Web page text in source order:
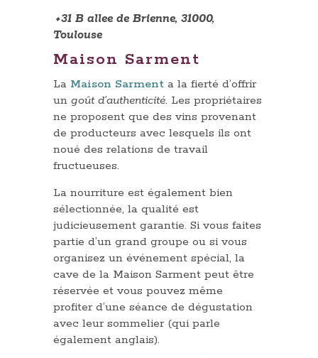
⬩31 B allee de Brienne, 31000,
Toulouse
Maison Sarment
La Maison Sarment a la fierté d’offrir
un goût d’authenticité. Les propriétaires
ne proposent que des vins provenant
de producteurs avec lesquels ils ont
noué des relations de travail
fructueuses.
La nourriture est également bien
sélectionnée, la qualité est
judicieusement garantie. Si vous faites
partie d’un grand groupe ou si vous
organisez un événement spécial, la
cave de la Maison Sarment peut être
réservée et vous pouvez même
profiter d’une séance de dégustation
avec leur sommelier (qui parle
également anglais).